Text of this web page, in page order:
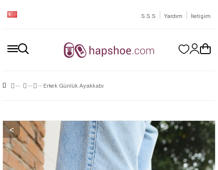
S.S.S | Yardım | İletişim
Erkek Günlük Ayakkabı